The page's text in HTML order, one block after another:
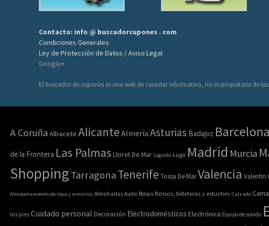
Contacto: info @ buscadorcupones . com
Condiciones Generales
Ley de Protección de Datos / Aviso Legal
Google+
El buscador de cupones es una web de caracter informativo, no es propietaria de
A Coruña Albacete Alicante Almería Asturias Badajoz Barcelona
de la Frontera Las Palmas Lloret De Mar Logroño Lugo Madrid Murcia
ShoppingTarragonaTenerife Tossa De MarValencia Valentin
Almacenamiento de ropa y armarios Almohadas Audio Bolsos Bolsos, billeteras y estuches Calzado
los pies Cuidado personal Decoración Electrodomésticos Electrónica Equipo de sonido